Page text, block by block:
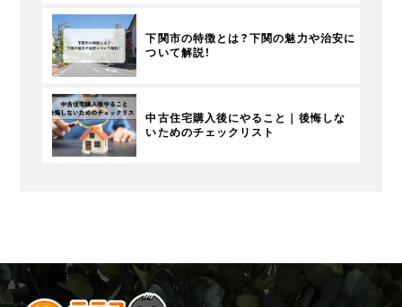
下関市の特徴とは？下関の魅力や治安に
ついて解説！
中古住宅購入後にやること｜後悔しな
いためのチェックリスト